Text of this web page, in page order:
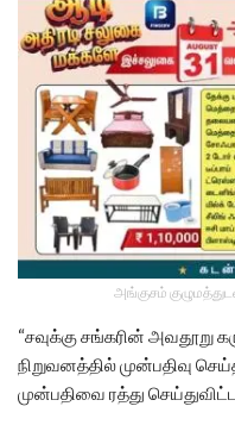
அங்குசம்
“சவுக்கு சங்கரின் அவதூறு
நிறுவனத்தில் முன்பதிவு
முன்பதிவை ரத்து